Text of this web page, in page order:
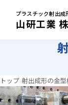
プラスチック射出成
山研工業
トップ 射出成形の金型
射出成形の